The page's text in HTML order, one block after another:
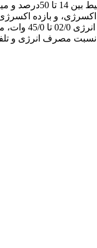
اکسرژی، و بازده
و کاهش ضخامت، نسبت